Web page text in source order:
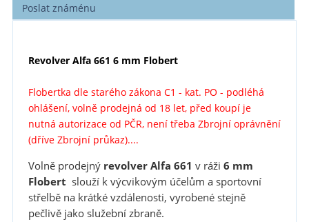
Poslat známénu
Revolver Alfa 661 6 mm Flobert
Flobertka dle starého zákona C1 - kat. PO - podléhá
ohlášení, volně prodejná od 18 let, před koupí je
nutná autorizace od PČR, není třeba Zbrojní oprávnění
(dříve Zbrojní průkaz)....
Volně prodejnýrevolver Alfa 661 v ráži 6 mm
Flobert slouží k výcvikovým účelům a sportovní
střelbě na krátké vzdálenosti, vyrobené stejně
pečlivě jako služební zbraně.